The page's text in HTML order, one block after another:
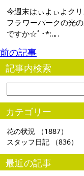
今週末はぃよぃよクリ
フラワーパークの光
ですか☆ﾟ･*:.｡.
前の記事
記事内検索
カテゴリー
花の状況 （1887）
スタッフ日記 （836）
最近の記事